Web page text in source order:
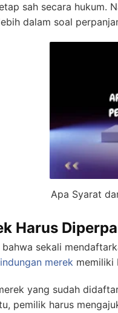
sah secara hukum.
dalam soal
Apa Syarat
Harus
sekali
merek memiliki
yang sudah
pemilik harus